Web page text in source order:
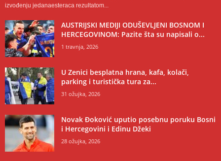
izvođenju jedanaesteraca rezultatom...
AUSTRIJSKI MEDIJI ODUŠEVLJENI BOSNOM I
HERCEGOVINOM: Pazite šta su napisali o...
1 travnja, 2026
U Zenici besplatna hrana, kafa, kolači,
parking i turistička tura za...
31 ožujka, 2026
Novak Đoković uputio posebnu poruku Bosni
i Hercegovini i Edinu Džeki
28 ožujka, 2026